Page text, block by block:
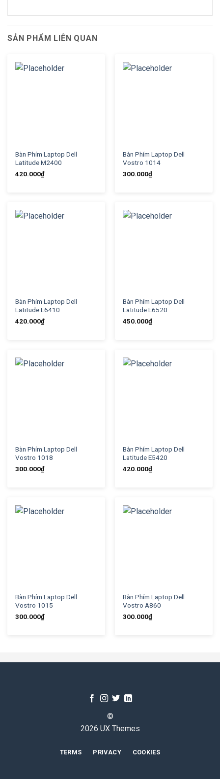
SẢN PHẨM LIÊN QUAN
Bàn Phím Laptop Dell
Latitude M2400
420.000₫
Bàn Phím Laptop Dell
Vostro 1014
300.000₫
Bàn Phím Laptop Dell
Latitude E6410
420.000₫
Bàn Phím Laptop Dell
Latitude E6520
450.000₫
Bàn Phím Laptop Dell
Vostro 1018
300.000₫
Bàn Phím Laptop Dell
Latitude E5420
420.000₫
Bàn Phím Laptop Dell
Vostro 1015
300.000₫
Bàn Phím Laptop Dell
Vostro A860
300.000₫
©
2026 UX Themes
TERMS PRIVACY COOKIES